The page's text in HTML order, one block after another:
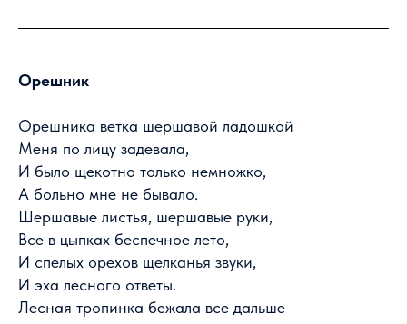
Орешник
Орешника ветка шершавой ладошкой
Меня по лицу задевала,
И было щекотно только немножко,
А больно мне не бывало.
Шершавые листья, шершавые руки,
Все в цыпках беспечное лето,
И спелых орехов щелканья звуки,
И эха лесного ответы.
Лесная тропинка бежала все дальше